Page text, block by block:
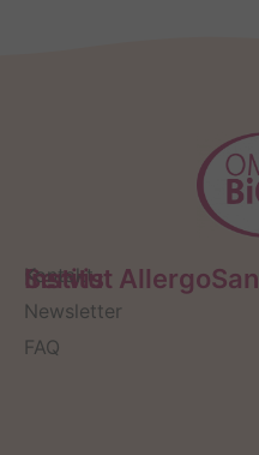
Servis
Kontakt
Newsletter
FAQ
Institut AllergoSan